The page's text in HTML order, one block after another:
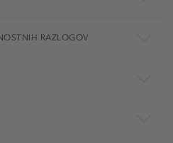
RAZLOGOV